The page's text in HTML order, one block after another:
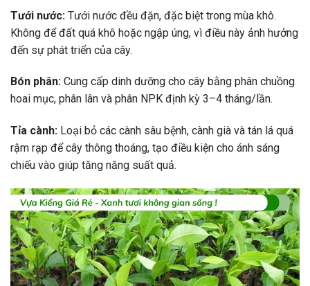
Tưới nước: Tưới nước đều đặn, đặc biệt trong mùa khô.
Không để đất quá khô hoặc ngập úng, vì điều này ảnh hưởng
đến sự phát triển của cây.
Bón phân: Cung cấp dinh dưỡng cho cây bằng phân chuồng
hoai mục, phân lân và phân NPK định kỳ 3–4 tháng/lần.
Tỉa cành: Loại bỏ các cành sâu bệnh, cành già và tán lá quá
rậm rạp để cây thông thoáng, tạo điều kiện cho ánh sáng
chiếu vào giúp tăng năng suất quả.